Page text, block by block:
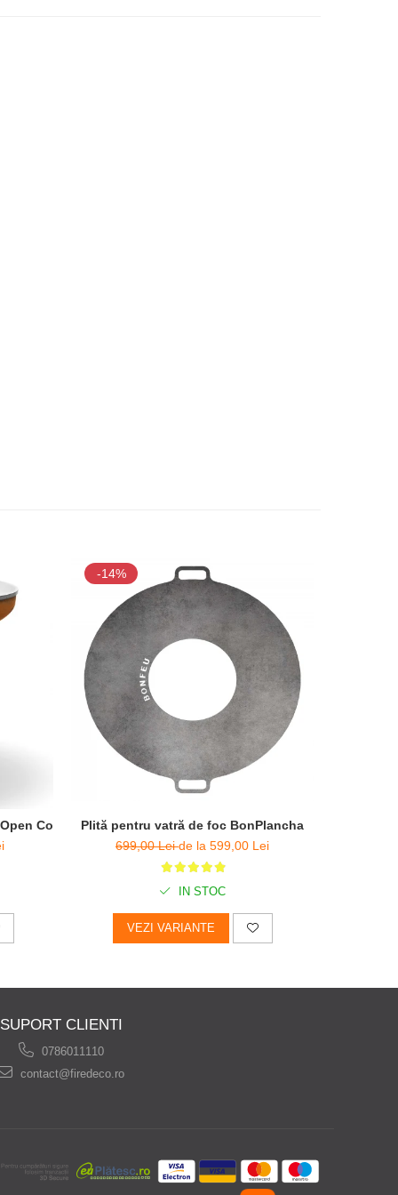
Corten - D 80cm x H 100cm
-14%
Plită pentru vatră de foc BonPlancha
699,00 Leide la 599,00 Lei
IN STOC
VEZI VARIANTE
SUPORT CLIENTI
0786011110
contact@firedeco.ro